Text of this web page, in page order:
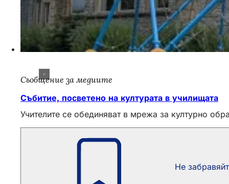
Съобщение за медиите
Събитие, посветено на културата в училищата
Учителите се обединяват в мрежа за културно
Не